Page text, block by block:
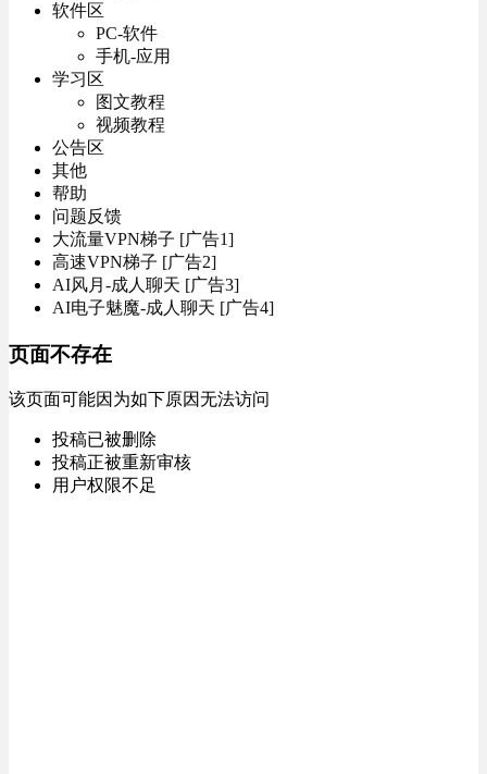
软件区
PC-软件
手机-应用
学习区
图文教程
视频教程
公告区
其他
帮助
问题反馈
大流量VPN梯子 [广告1]
高速VPN梯子 [广告2]
AI风月-成人聊天 [广告3]
AI电子魅魔-成人聊天 [广告4]
页面不存在
该页面可能因为如下原因无法访问
投稿已被删除
投稿正被重新审核
用户权限不足